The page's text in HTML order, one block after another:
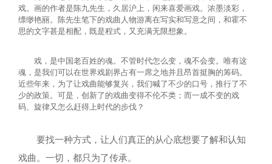
戏。画的作者是陈九先生，久居沪上，闲来喜爱画戏。浓墨淡彩，
缥缈艳丽。陈先生笔下的戏曲人物游离在写实和写意之间，和霍不
思的文字甚是相配，既是程式，又充满无限想象。
戏，是中国老百姓的魂。不管时代怎么变，魂不会变。唯有这
魂，是我们可以在世界戏剧界占有一席之地并且昂首挺胸的筹码。
近些年来，为了让戏曲能够复兴，我们喊了不少的口号，推行了不
少的政策。可是，创新了的戏曲变得不伦不类；而一成不变的戏
码、旋律又怎么赶得上时代的步伐？
要找一种方式，让人们真正的从心底想要了解和认知
戏曲。一切，都只为了传承。